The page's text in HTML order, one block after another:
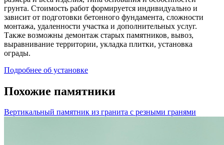
грунта. Стоимость работ формируется индивидуально и
зависит от подготовки бетонного фундамента, сложности
монтажа, удаленности участка и дополнительных услуг.
Также возможны демонтаж старых памятников, вывоз,
выравнивание территории, укладка плитки, установка
ограды.
Подробнее об установке
Похожие памятники
Вертикальный памятник из гранита с резными гранями